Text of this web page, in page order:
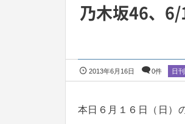
乃木坂46、6/
2013年6月16日 0件 日
本日６月１６日（日）